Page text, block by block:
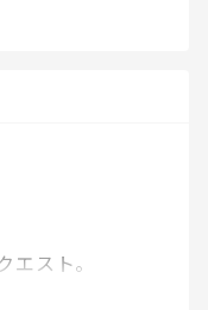
直。
くなあ☺️
エスト。